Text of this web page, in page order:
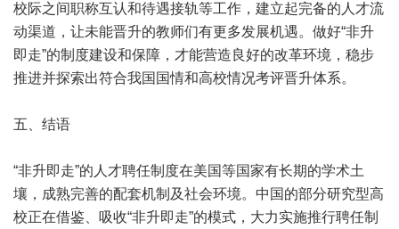
校际之间职称互认和待遇接轨等工作，建立起完备的人才流
动渠道，让未能晋升的教师们有更多发展机遇。做好“非升
即走”的制度建设和保障，才能营造良好的改革环境，稳步
推进并探索出符合我国国情和高校情况考评晋升体系。
五、结语
“非升即走”的人才聘任制度在美国等国家有长期的学术土
壤，成熟完善的配套机制及社会环境。中国的部分研究型高
校正在借鉴、吸收“非升即走”的模式，大力实施推行聘任制